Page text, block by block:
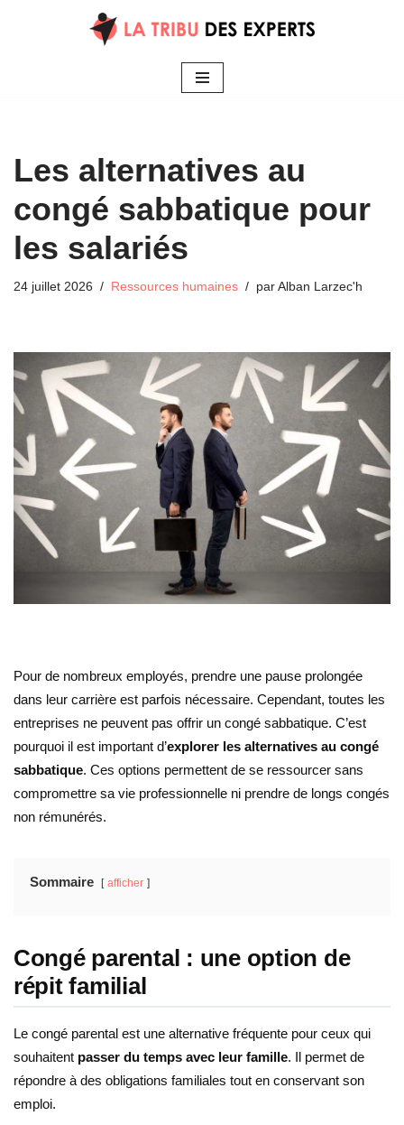
Les alternatives au
congé sabbatique pour
les salariés
24 juillet 2026 Ressources humaines par Alban Larzec'h
Pour de nombreux employés, prendre une pause prolongée
dans leur carrière est parfois nécessaire. Cependant, toutes les
entreprises ne peuvent pas offrir un congé sabbatique. C’est
pourquoi il est important d’explorer les alternatives au congé
sabbatique. Ces options permettent de se ressourcer sans
compromettre sa vie professionnelle ni prendre de longs congés
non rémunérés.
Sommaire afficher
Congé parental : une option de
répit familial
Le congé parental est une alternative fréquente pour ceux qui
souhaitent passer du temps avec leur famille. Il permet de
répondre à des obligations familiales tout en conservant son
emploi.